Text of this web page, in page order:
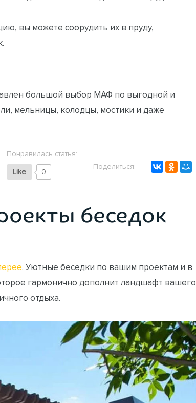
вы можете соорудить их в пруду,
большой выбор МАФ по выгодной и
мельницы, колодцы, мостики и даже
Понравилась статья:
Like 0
Поделиться:
беседок
. Уютные беседки по вашим проектам и в
гармонично дополнит ландшафт вашего
отдыха.